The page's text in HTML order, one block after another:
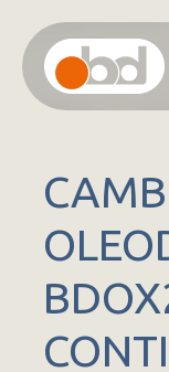
Salta
al
contenuto
principale